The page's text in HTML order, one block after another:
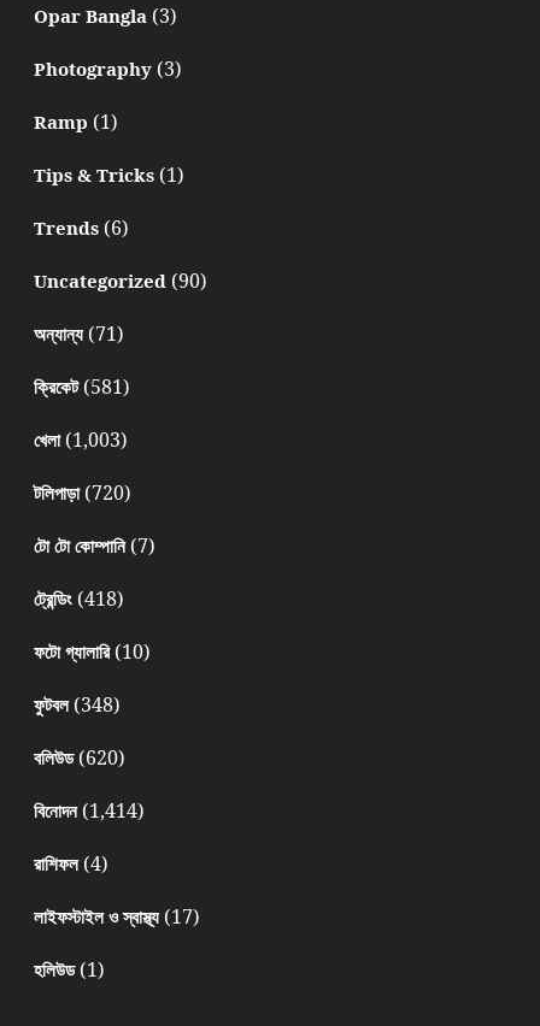
Opar Bangla(3)
Photography(3)
Ramp (1)
Tips & Tricks(1)
Trends(6)
Uncategorized(90)
অন্যান্য(71)
ক্রিকেট(581)
খেলা(1,003)
টলিপাড়া(720)
টো টো কোম্পানি(7)
ট্রেন্ডিং(418)
ফটো গ্যালারি(10)
ফুটবল(348)
বলিউড(620)
বিনোদন(1,414)
রাশিফল(4)
লাইফস্টাইল ও স্বাস্থ্য(17)
হলিউড(1)